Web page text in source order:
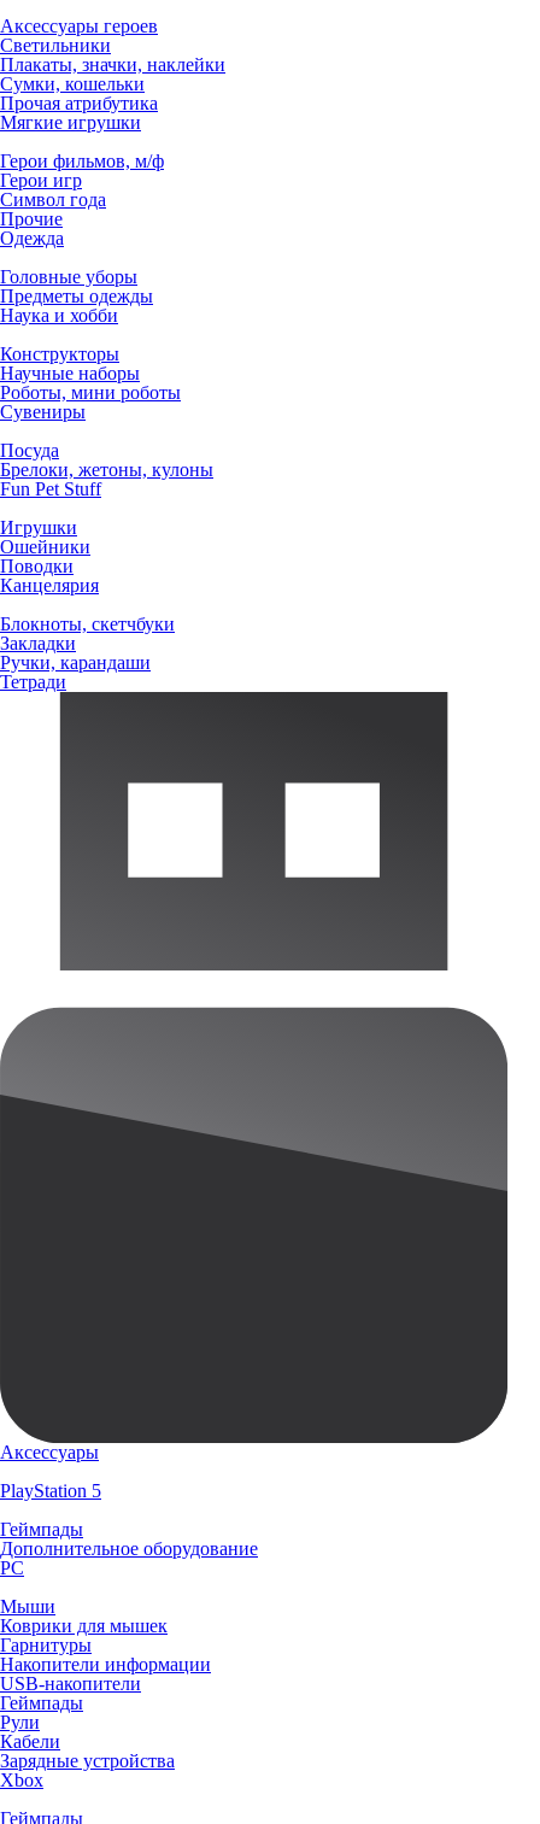
Аксессуары героев
Светильники
Плакаты, значки, наклейки
Сумки, кошельки
Прочая атрибутика
Мягкие игрушки
Герои фильмов, м/ф
Герои игр
Символ года
Прочие
Одежда
Головные уборы
Предметы одежды
Наука и хобби
Конструкторы
Научные наборы
Роботы, мини роботы
Сувениры
Посуда
Брелоки, жетоны, кулоны
Fun Pet Stuff
Игрушки
Ошейники
Поводки
Канцелярия
Блокноты, скетчбуки
Закладки
Ручки, карандаши
Тетради
Аксессуары
PlayStation 5
Геймпады
Дополнительное оборудование
PC
Мыши
Коврики для мышек
Гарнитуры
Накопители информации
USB-накопители
Геймпады
Рули
Кабели
Зарядные устройства
Xbox
Геймпады